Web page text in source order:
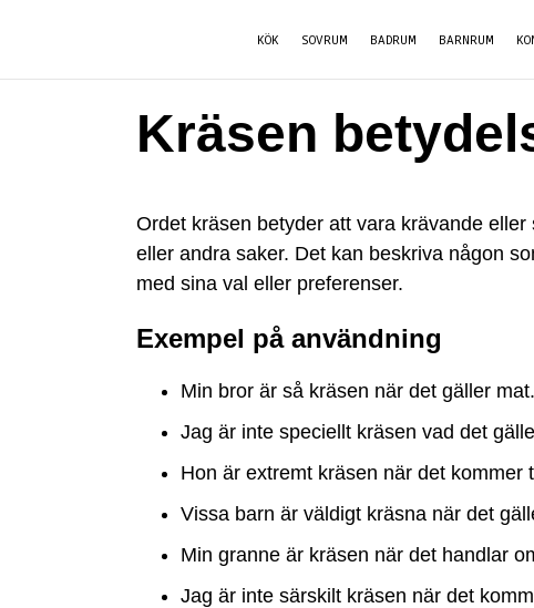
KÖK SOVRUM BADRUM BARNRUM
Kräsen
Ordet kräsen betyder att vara krävande
eller andra saker. Det kan beskriva någon
med sina val eller preferenser.
Exempel på användning
Min bror är så kräsen när det gäller mat.
Jag är inte speciellt kräsen vad det
Hon är extremt kräsen när det kommer
Vissa barn är väldigt kräsna när det
Min granne är kräsen när det handlar
Jag är inte särskilt kräsen när det